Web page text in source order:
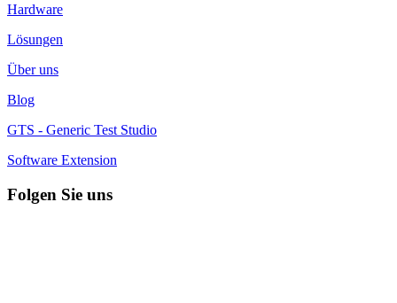
Hardware
Lösungen
Über uns
Blog
GTS - Generic Test Studio
Software Extension
Folgen Sie uns